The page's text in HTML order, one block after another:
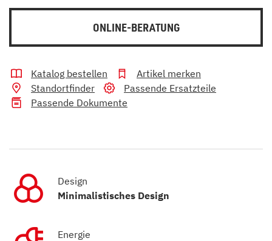
ONLINE-BERATUNG
Katalog bestellen
Artikel merken
Standortfinder
Passende Ersatzteile
Passende Dokumente
Design
Minimalistisches Design
Energie